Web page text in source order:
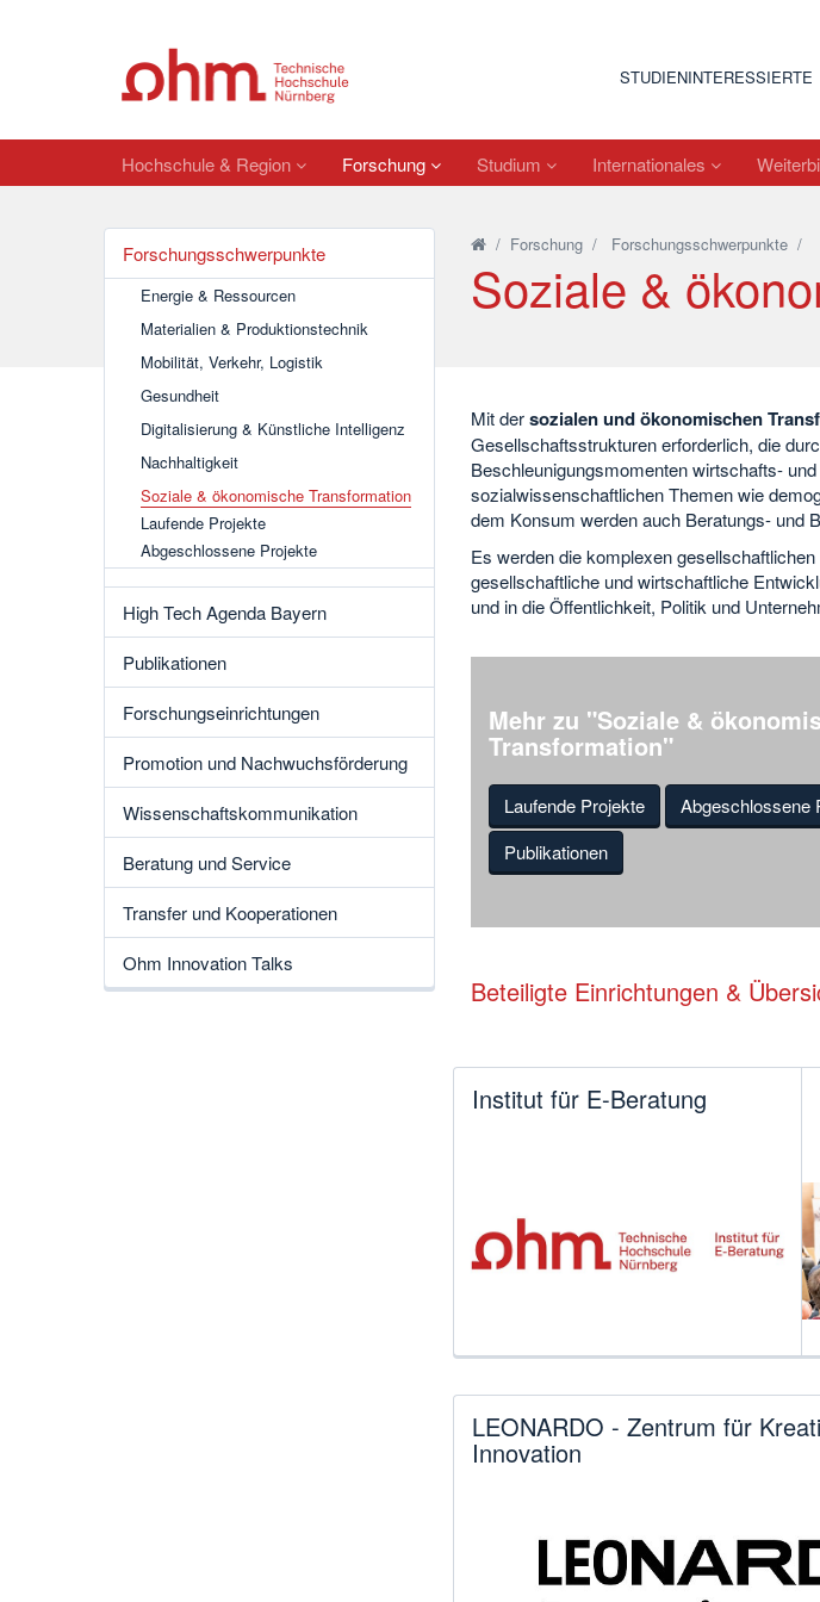
STUDIENINTERESSIERTE
Hochschule & Region Forschung Studium Internationales
Forschungsschwerpunkte
Energie & Ressourcen
Materialien & Produktionstechnik
Mobilität, Verkehr, Logistik
Gesundheit
Digitalisierung & Künstliche Intelligenz
Nachhaltigkeit
Soziale & ökonomische Transformation
Laufende Projekte
Abgeschlossene Projekte
High Tech Agenda Bayern
Publikationen
Forschungseinrichtungen
Promotion und Nachwuchsförderung
Wissenschaftskommunikation
Beratung und Service
Transfer und Kooperationen
Ohm Innovation Talks
/ Forschung/ Forschungsschwerpunkte/
Soziale &
Mit dersozialen und ökonomischen
Gesellschaftsstrukturen erforderlich, die
Beschleunigungsmomenten wirtschafts-
sozialwissenschaftlichen Themen wie
dem Konsum werden auch Beratungs- und
Es werden die komplexen
gesellschaftliche und wirtschaftliche
und in die Öffentlichkeit, Politik und
Mehr zu "Soziale &
Transformation"
Laufende Projekte
Abgeschlossene
Publikationen
Beteiligte Einrichtungen &
Institut für E-Beratung
LEONARDO - Zentrum für
Innovation